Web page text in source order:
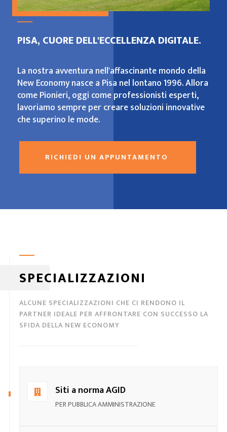
PISA, CUORE DELL'ECCELLENZA DIGITALE.
La nostra avventura nell'affascinante mondo della
New Economy nasce a Pisa nel lontano 1996. Allora
come Pionieri, oggi come professionisti esperti,
lavoriamo sempre per creare soluzioni innovative
che superino le mode.
RICHIEDI UN APPUNTAMENTO
SPECIALIZZAZIONI
ALCUNE SPECIALIZZAZIONI CHE CI RENDONO IL
PARTNER IDEALE PER AFFRONTARE CON SUCCESSO LA
SFIDA DELLA NEW ECONOMY
Siti a norma AGID
PER PUBBLICA AMMINISTRAZIONE